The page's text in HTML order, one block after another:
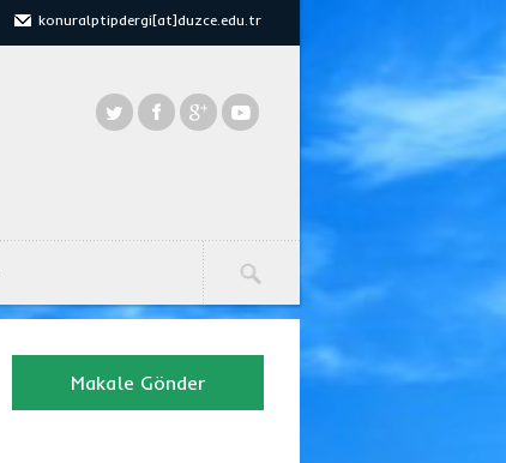
konuralptipdergi[at]duzce.edu.tr
Makale Gönder